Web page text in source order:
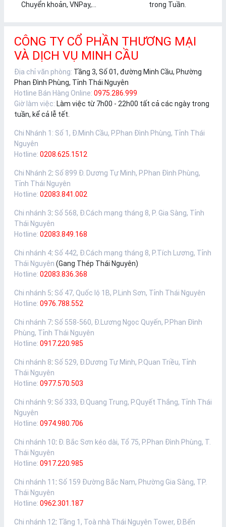
Chuyển khoản, VNPay,...
trong Tuần.
CÔNG TY CỔ PHẦN THƯƠNG MẠI
VÀ DỊCH VỤ MINH CẦU
Địa chỉ văn phòng: Tầng 3, Số 01, đường Minh Cầu, Phường
Phan Đình Phùng, Tỉnh Thái Nguyên
Hotline Bán Hàng Online: 0975.286.999
Giờ làm việc: Làm việc từ 7h00 - 22h00 tất cả các ngày trong
tuần, kể cả lễ tết.
Chi Nhánh 1 : Số 1, Đ.Minh Cầu, P.Phan Đình Phùng, Tỉnh Thái
Nguyên
Hotline: 0208.625.1512
Chi Nhánh 2: Số 899 Đ. Dương Tự Minh, P.Phan Đình Phùng,
Tỉnh Thái Nguyên
Hotline: 02083.841.002
Chi nhánh 3: Số 568, Đ.Cách mạng tháng 8, P. Gia Sàng, Tỉnh
Thái Nguyên
Hotline: 02083.849.168
Chi nhánh 4: Số 442, Đ.Cách mạng tháng 8, P.Tích Lương, Tỉnh
Thái Nguyên (Gang Thép Thái Nguyên)
Hotline: 02083.836.368
Chi nhánh 5: Số 47, Quốc lộ 1B, P.Linh Sơn, Tỉnh Thái Nguyên
Hotline: 0976.788.552
Chi nhánh 7: Số 558-560, Đ.Lương Ngọc Quyến, P.Phan Đình
Phùng, Tỉnh Thái Nguyên
Hotline: 0917.220.985
Chi nhánh 8: Số 529, Đ.Dương Tự Minh, P.Quan Triều, Tỉnh
Thái Nguyên
Hotline: 0977.570.503
Chi nhánh 9: Số 333, Đ.Quang Trung, P.Quyết Thắng, Tỉnh Thái
Nguyên
Hotline: 0974.980.706
Chi nhánh 10: Đ. Bắc Sơn kéo dài, Tổ 75, P.Phan Đình Phùng, T.
Thái Nguyên
Hotline: 0917.220.985
Chi nhánh 11 : Số 159 Đường Bắc Nam, Phường Gia Sàng, TP.
Thái Nguyên
Hotline: 0962.301.187
Chi nhánh 12: Tầng 1, Toà nhà Thái Nguyên Tower, Đ.Bến